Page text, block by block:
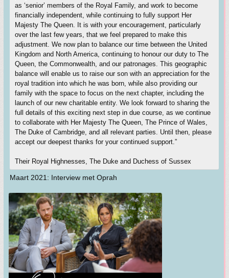
as ‘senior’ members of the Royal Family, and work to become
financially independent, while continuing to fully support Her
Majesty The Queen. It is with your encouragement, particularly
over the last few years, that we feel prepared to make this
adjustment. We now plan to balance our time between the United
Kingdom and North America, continuing to honour our duty to The
Queen, the Commonwealth, and our patronages. This geographic
balance will enable us to raise our son with an appreciation for the
royal tradition into which he was born, while also providing our
family with the space to focus on the next chapter, including the
launch of our new charitable entity. We look forward to sharing the
full details of this exciting next step in due course, as we continue
to collaborate with Her Majesty The Queen, The Prince of Wales,
The Duke of Cambridge, and all relevant parties. Until then, please
accept our deepest thanks for your continued support.”
Their Royal Highnesses, The Duke and Duchess of Sussex
Maart 2021: Interview met Oprah